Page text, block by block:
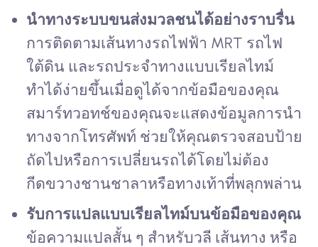
นำทางระบบขนส่งมวลชนได้อย่างราบรื่น
การติดตามเส้นทางรถไฟฟ้า MRT รถไฟ
ใต้ดิน และรถประจำทางแบบเรียลไทม์
ทำได้ง่ายขึ้นเมื่อดูได้จากข้อมือของคุณ
สมาร์ทวอทช์ของคุณจะแสดงข้อมูลการนำ
ทางจากโทรศัพท์ ช่วยให้คุณตรวจสอบป้าย
ถัดไปหรือการเปลี่ยนรถได้โดยไม่ต้อง
กีดขวางชานชาลาหรือทางเท้าที่พลุกพล่าน
รับการแปลแบบเรียลไทม์บนข้อมือของคุณ
ข้อความแปลสั้น ๆ สำหรับวลี เส้นทาง หรือ